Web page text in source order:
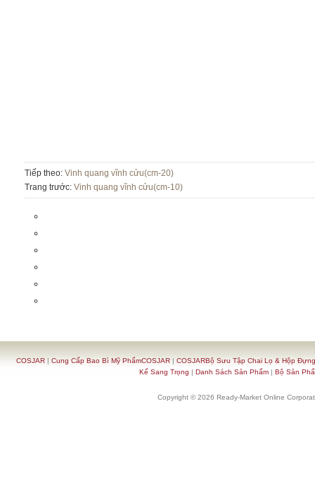
Tiếp theo: Vinh quang vĩnh cửu(cm-20)
Trang trước: Vinh quang vĩnh cửu(cm-10)
COSJAR| Cung Cấp Bao Bì Mỹ PhẩmCOSJAR| COSJARBộ Sưu Tập Chai Lọ & Hộp
Kế Sang Trọng | Danh Sách Sản Phẩm| Bộ Sản
Copyright © 2026 Ready-Market Online